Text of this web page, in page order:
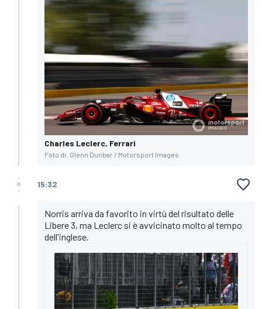
Charles Leclerc, Ferrari
Foto di: Glenn Dunbar / Motorsport Images
15:32
Norris arriva da favorito in virtù del risultato delle
Libere 3, ma Leclerc si è avvicinato molto al tempo
dell'inglese.